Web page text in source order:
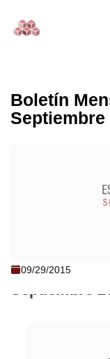
Boletín
Septiembre
09/29/2015
Boletín
Septiembre